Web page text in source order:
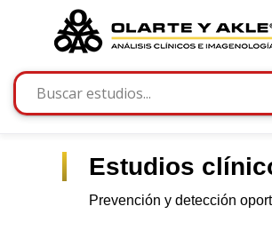
Estudios
Prevención y detección